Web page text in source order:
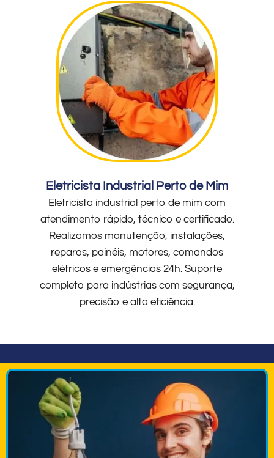
Eletricista Industrial Perto de Mim
Eletricista industrial perto de mim com
atendimento rápido, técnico e certificado.
Realizamos manutenção, instalações,
reparos, painéis, motores, comandos
elétricos e emergências 24h. Suporte
completo para indústrias com segurança,
precisão e alta eficiência.